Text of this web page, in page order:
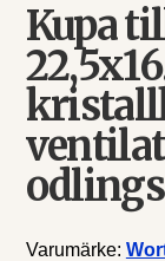
Kupa
Varumärke: